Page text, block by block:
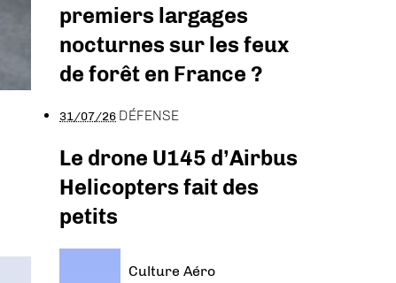
premiers largages
nocturnes sur les feux
de forêt en France ?
31/07/26 DÉFENSE
Le drone U145 d’Airbus
Helicopters fait des
petits
Culture Aéro